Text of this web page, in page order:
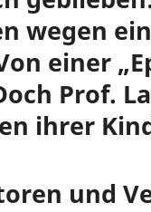
wegen
einer
Prof.
ihrer
und